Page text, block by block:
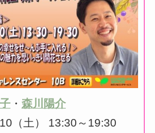
・ 森川陽介
（土） 13:30～19:30